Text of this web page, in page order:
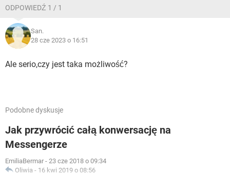
ODPOWIEDŹ 1 / 1
San.
28 cze 2023 o 16:51
Ale serio,czy jest taka możliwość?
Podobne dyskusje
Jak przywrócić całą konwersację na
Messengerze
EmiliaBermar - 23 cze 2018 o 09:34
Oliwia - 16 kwi 2019 o 08:56